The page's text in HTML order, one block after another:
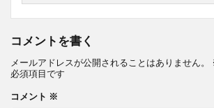
コメントを書く
メールアドレスが公開されることはありません。
必須項目です
コメント ※